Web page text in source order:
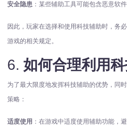
安全隐患 ：某些辅助工具可能包含恶意软
因此，玩家在选择和使用科技辅助时，务
游戏的相关规定。
6. 如何合理利用
为了最大限度地发挥科技辅助的优势，同
策略：
适度使用 ：在游戏中适度使用辅助功能，